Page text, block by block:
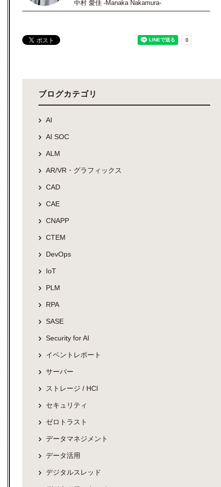
中村 愛佳 -Manaka Nakamura-
ブログカテゴリ
AI
AI SOC
ALM
AR/VR・グラフィックス
CAD
CAE
CNAPP
CTEM
DevOps
IoT
PLM
RPA
SASE
Security for AI
イベントレポート
サーバー
ストレージ / HCI
セキュリティ
ゼロトラスト
データマネジメント
データ活用
デジタルスレッド